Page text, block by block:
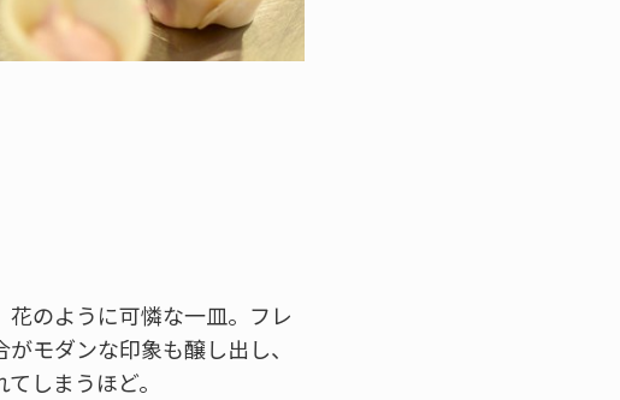
花のように可憐な一皿。フレ
モダンな印象も醸し出し、
しまうほど。